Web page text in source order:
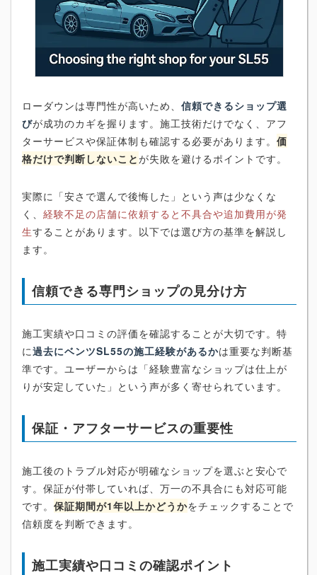
ローダウンは専門性が高いため、 信頼できるショップ選
びが成功のカギを握ります。施工技術だけでなく、アフ
ターサービスや保証体制も確認する必要があります。 価
格だけで判断しないことが失敗を避けるポイントです。
実際に「安さで選んで後悔した」という声は少なくな
く、 経験不足の店舗に依頼すると不具合や追加費用が発
生することがあります。以下では選び方の基準を解説し
ます。
信頼できる専門ショップの見分け方
施工実績や口コミの評価を確認することが大切です。特
に過去にベンツSL55の施工経験があるかは重要な判断基
準です。ユーザーからは「経験豊富なショップは仕上が
りが安定していた」という声が多く寄せられています。
保証・アフターサービスの重要性
施工後のトラブル対応が明確なショップを選ぶと安心で
す。保証が付帯していれば、万一の不具合にも対応可能
です。 保証期間が1年以上かどうかをチェックすることで
信頼度を判断できます。
施工実績や口コミの確認ポイント